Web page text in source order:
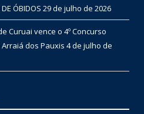
ÓBIDOS 29 de julho de 2026
Curuai vence o 4º Concurso
dos Pauxis 4 de julho de